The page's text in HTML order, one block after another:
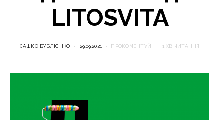
LITOSVITA
САШКО БУБЛІЄНКО 29.09.2021 ПРОКОМЕНТУЙ! 1 ХВ ЧИТАННЯ